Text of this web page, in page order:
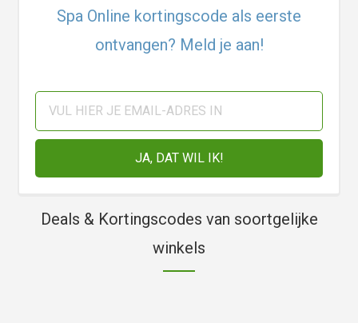
Spa Online kortingscode als eerste
ontvangen? Meld je aan!
Deals & Kortingscodes van soortgelijke
winkels